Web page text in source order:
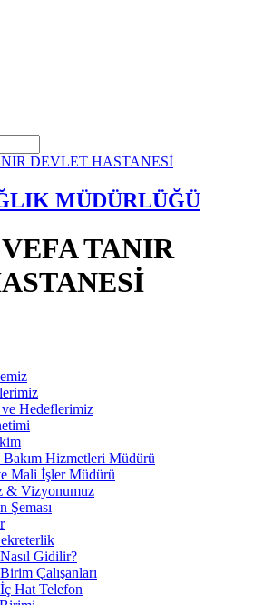
MÜDÜRLÜĞÜ
TANIR
Hedeflerimiz
Bakım Hizmetleri Müdürü
Mali İşler Müdürü
& Vizyonumuz
Şeması
Nasıl Gidilir?
Birim Çalışanları
İç Hat Telefon